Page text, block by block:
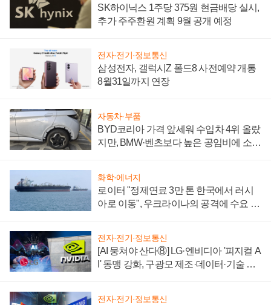
SK하이닉스 1주당 375원 현금배당 실시,
추가 주주환원 계획 9월 공개 예정
전자·전기·정보통신
삼성전자, 갤럭시Z 폴드8 사전예약 개통
8월31일까지 연장
자동차·부품
BYD코리아 가격 앞세워 수입차 4위 올랐
지만, BMW·벤츠보다 높은 공임비에 소비
화학·에너지
로이터 "정제연료 3만 톤 한국에서 러시
아로 이동", 우크라이나의 공격에 수요 늘
전자·전기·정보통신
[AI 뭉쳐야 산다⑧] LG·엔비디아 '피지컬 A
I' 동맹 강화, 구광모 제조·데이터·기술 결
전자·전기·정보통신